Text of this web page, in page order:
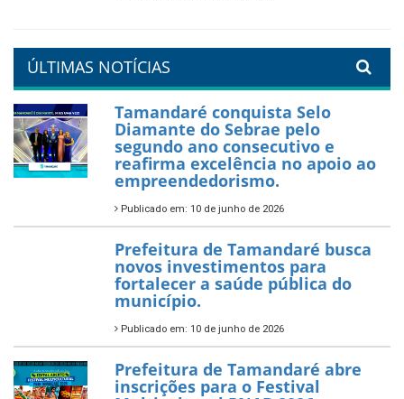
orla da cidade.
PartiuENEM — Prefeitura
garante transporte gratuito
para os estudantes
7 de novembro de 2025
Política Nacional Aldir Blanc
— Tamandaré tem Plano de
Aplicação de Recursos (PAR)
habilitado
7 de novembro de 2025
ÚLTIMAS NOTÍCIAS